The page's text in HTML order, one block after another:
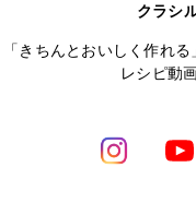
クラシ
「きちんとおいしく作れ
レシピ動